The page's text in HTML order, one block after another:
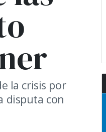
la crisis por
disputa con